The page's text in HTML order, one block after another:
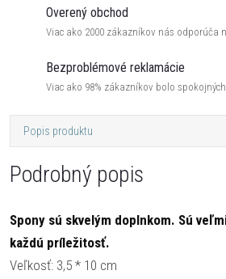
Overený obchod
Viac ako 2000 zákazníkov nás odporúča
Bezproblémové reklamácie
Viac ako 98% zákazníkov bolo
Popis produktu
Podrobný popis
Spony sú skvelým doplnkom. Sú
každú príležitosť.
Veľkosť: 3,5 * 10 cm